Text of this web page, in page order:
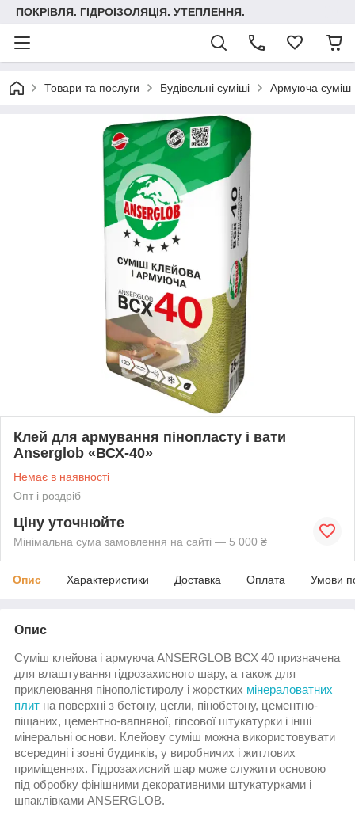
ПОКРІВЛЯ. ГІДРОІЗОЛЯЦІЯ. УТЕПЛЕННЯ.
Товари та послуги Будівельні суміші Армуюча суміш
Клей для армування пінопласту і вати
Anserglob «ВСХ-40»
Немає в наявності
Опт і роздріб
Ціну уточнюйте
Мінімальна сума замовлення на сайті — 5 000 ₴
Опис Характеристики Доставка Оплата Умови
Опис
Суміш клейова і армуюча ANSERGLOB ВСХ 40 призначена
для влаштування гідрозахисного шару, а також для
приклеювання пінополістиролу і жорстких мінераловатних
плит на поверхні з бетону, цегли, пінобетону, цементно-
піщаних, цементно-вапняної, гіпсової штукатурки і інші
мінеральні основи. Клейову суміш можна використовувати
всередині і зовні будинків, у виробничих і житлових
приміщеннях. Гідрозахисний шар може служити основою
під обробку фінішними декоративними штукатурками і
шпаклівками ANSERGLOB.